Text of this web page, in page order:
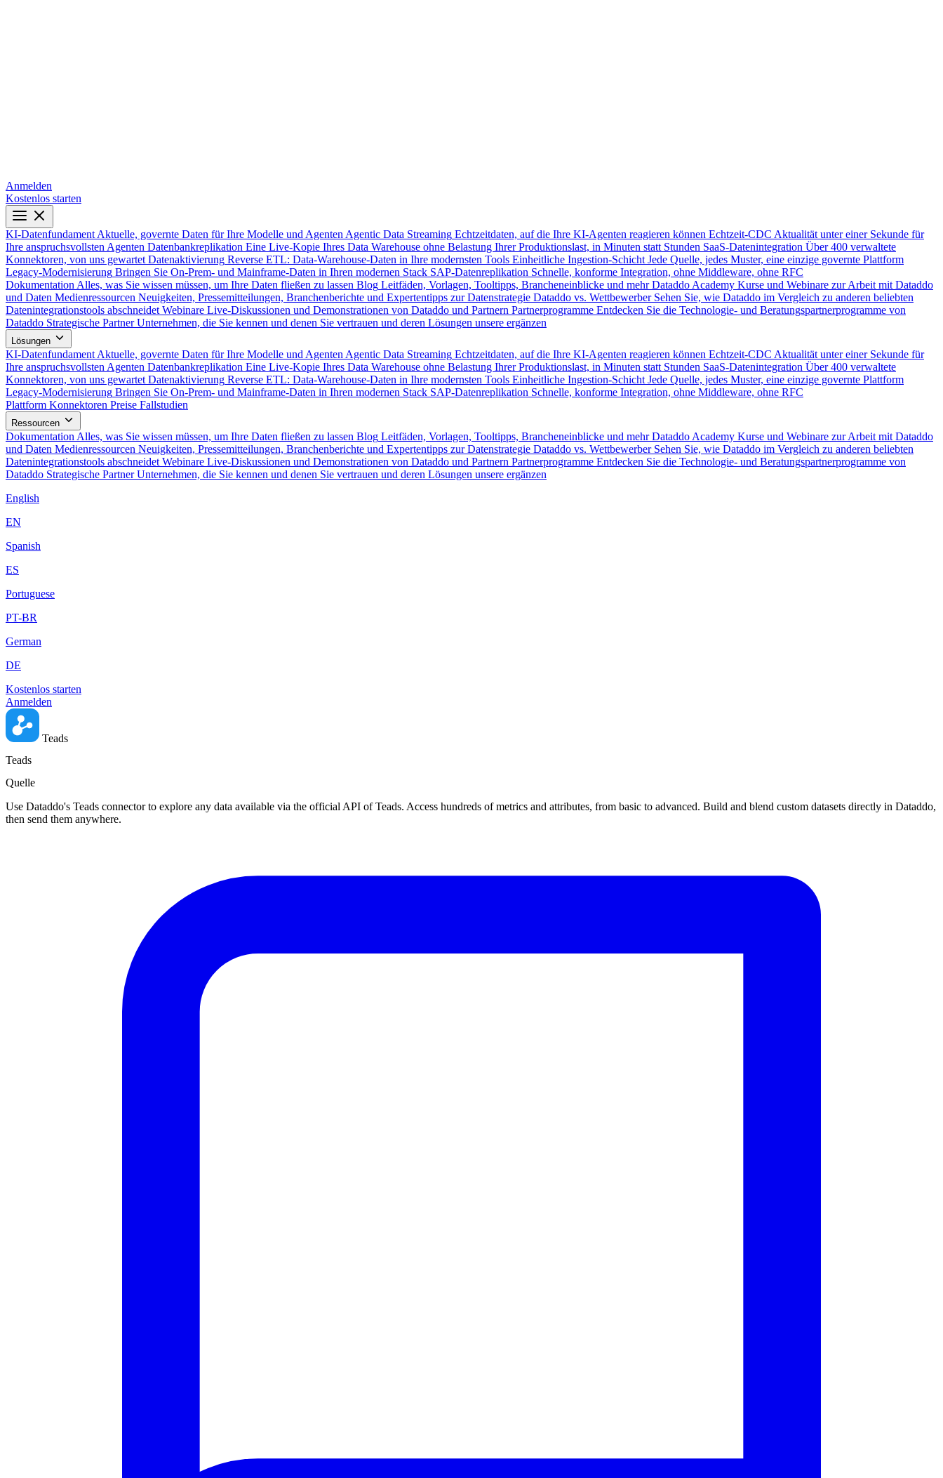
Anmelden
Kostenlos starten
KI-Datenfundament Aktuelle, governte Daten für Ihre Modelle und Agenten Agentic Data Streaming Echtzeitdaten, auf die Ihre KI-Agenten reagieren können Echtzeit-CDC Aktualität unter einer Sekunde für
Ihre anspruchsvollsten Agenten Datenbankreplikation Eine Live-Kopie Ihres Data Warehouse ohne Belastung Ihrer Produktionslast, in Minuten statt Stunden SaaS-Datenintegration Über 400 verwaltete
Konnektoren, von uns gewartet Datenaktivierung Reverse ETL: Data-Warehouse-Daten in Ihre modernsten Tools Einheitliche Ingestion-Schicht Jede Quelle, jedes Muster, eine einzige governte Plattform
Legacy-Modernisierung Bringen Sie On-Prem- und Mainframe-Daten in Ihren modernen Stack SAP-Datenreplikation Schnelle, konforme Integration, ohne Middleware, ohne RFC
Dokumentation Alles, was Sie wissen müssen, um Ihre Daten fließen zu lassen Blog Leitfäden, Vorlagen, Tooltipps, Brancheneinblicke und mehr Dataddo Academy Kurse und Webinare zur Arbeit mit Dataddo
und Daten Medienressourcen Neuigkeiten, Pressemitteilungen, Branchenberichte und Expertentipps zur Datenstrategie Dataddo vs. Wettbewerber Sehen Sie, wie Dataddo im Vergleich zu anderen beliebten
Datenintegrationstools abschneidet Webinare Live-Diskussionen und Demonstrationen von Dataddo und Partnern Partnerprogramme Entdecken Sie die Technologie- und Beratungspartnerprogramme von
Dataddo Strategische Partner Unternehmen, die Sie kennen und denen Sie vertrauen und deren Lösungen unsere ergänzen
Lösungen
KI-Datenfundament Aktuelle, governte Daten für Ihre Modelle und Agenten Agentic Data Streaming Echtzeitdaten, auf die Ihre KI-Agenten reagieren können Echtzeit-CDC Aktualität unter einer Sekunde für
Ihre anspruchsvollsten Agenten Datenbankreplikation Eine Live-Kopie Ihres Data Warehouse ohne Belastung Ihrer Produktionslast, in Minuten statt Stunden SaaS-Datenintegration Über 400 verwaltete
Konnektoren, von uns gewartet Datenaktivierung Reverse ETL: Data-Warehouse-Daten in Ihre modernsten Tools Einheitliche Ingestion-Schicht Jede Quelle, jedes Muster, eine einzige governte Plattform
Legacy-Modernisierung Bringen Sie On-Prem- und Mainframe-Daten in Ihren modernen Stack SAP-Datenreplikation Schnelle, konforme Integration, ohne Middleware, ohne RFC
Plattform Konnektoren Preise Fallstudien
Ressourcen
Dokumentation Alles, was Sie wissen müssen, um Ihre Daten fließen zu lassen Blog Leitfäden, Vorlagen, Tooltipps, Brancheneinblicke und mehr Dataddo Academy Kurse und Webinare zur Arbeit mit Dataddo
und Daten Medienressourcen Neuigkeiten, Pressemitteilungen, Branchenberichte und Expertentipps zur Datenstrategie Dataddo vs. Wettbewerber Sehen Sie, wie Dataddo im Vergleich zu anderen beliebten
Datenintegrationstools abschneidet Webinare Live-Diskussionen und Demonstrationen von Dataddo und Partnern Partnerprogramme Entdecken Sie die Technologie- und Beratungspartnerprogramme von
Dataddo Strategische Partner Unternehmen, die Sie kennen und denen Sie vertrauen und deren Lösungen unsere ergänzen
English
EN
Spanish
ES
Portuguese
PT-BR
German
DE
Kostenlos starten
Anmelden
Teads
Teads
Quelle
Use Dataddo's Teads connector to explore any data available via the official API of Teads. Access hundreds of metrics and attributes, from basic to advanced. Build and blend custom datasets directly in Dataddo,
then send them anywhere.